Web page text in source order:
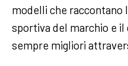
modelli che raccontano
sportiva del marchio e il
sempre migliori